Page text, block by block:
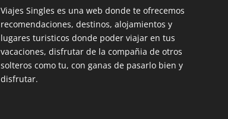
Viajes Singles es una web donde te ofrecemos
recomendaciones, destinos, alojamientos y
lugares turisticos donde poder viajar en tus
vacaciones, disfrutar de la compañia de otros
solteros como tu, con ganas de pasarlo bien y
disfrutar.